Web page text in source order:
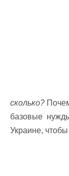
сколько?
базовые
Украине,